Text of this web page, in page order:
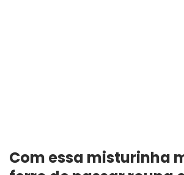
Com essa misturinha